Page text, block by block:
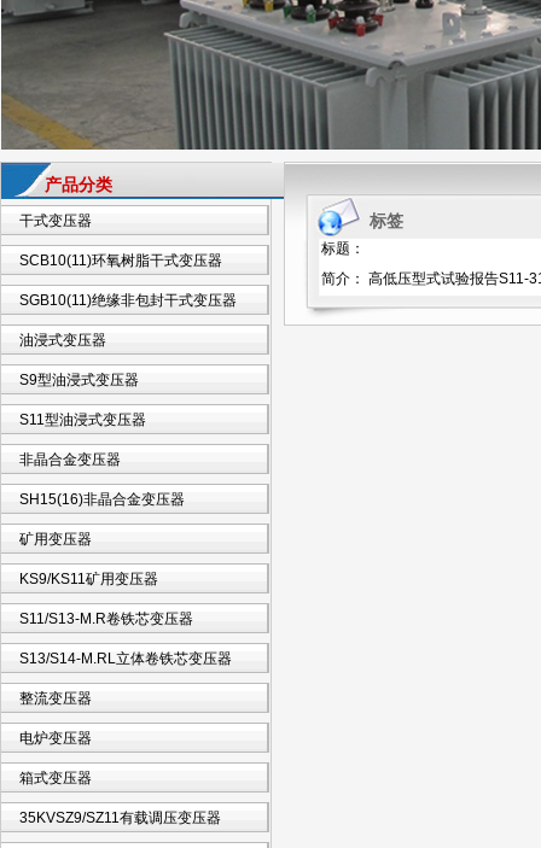
产品分类
干式变压器
SCB10(11)环氧树脂干式变压器
SGB10(11)绝缘非包封干式变压器
油浸式变压器
S9型油浸式变压器
S11型油浸式变压器
非晶合金变压器
SH15(16)非晶合金变压器
矿用变压器
KS9/KS11矿用变压器
S11/S13-M.R卷铁芯变压器
S13/S14-M.RL立体卷铁芯变压器
整流变压器
电炉变压器
箱式变压器
35KVSZ9/SZ11有载调压变压器
标签
标题：
简介： 高低压型式试验报告S11-